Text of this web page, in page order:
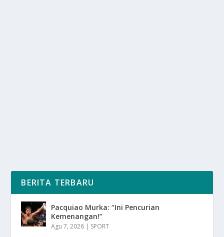
BERITA TERBARU
Pacquiao Murka: “Ini Pencurian
Kemenangan!”
Agu 7, 2026 | SPORT